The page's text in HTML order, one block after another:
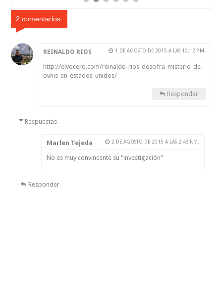
2 comentarios:
REINALDO RIOS 1 DE AGOSTO DE 2015 A LAS 10:12 P.M.
http://elvocero.com/reinaldo-rios-descifra-misterio-de-
ovnis-en-estados-unidos/
Responder
Respuestas
Marlen Tejeda 2 DE AGOSTO DE 2015 A LAS 2:48 P.M.
No es muy convincente su "investigación"
Responder